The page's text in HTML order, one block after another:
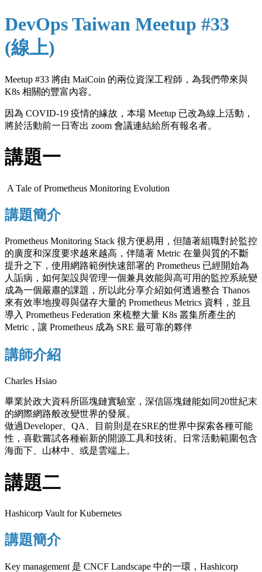
DevOps Taiwan Meetup #33
(線上)
Meetup #33 將由 MaiCoin 的兩位資深工程師，為我們帶來與
K8s 相關的豐富內容。
因為 COVID-19 疫情的緣故，本場 Meetup 已改為線上活動，
將於活動前一日寄出 zoom 會議連結給所有報名者。
講題一
A Tale of Prometheus Monitoring Evolution
講題簡介
Prometheus Monitoring Stack 很方便易用，但隨著組職對於監控
的廣度和深度要求越來越高，伴隨著 Metric 在量與質的不斷
提升之下，使用網路範例快速部署的 Prometheus 已經開始為
人詬病，如何架設與管理一個兼具效能與高可用的監控系統變
成為一個嚴肅的課題，所以此分享介紹如何透過整合 Thanos
來有效率地搜尋與儲存大量的 Prometheus Metrics 資料，並且
導入 Prometheus Federation 來梳整大量 K8s 叢集所產生的
Metric，讓 Prometheus 成為 SRE 最可靠的夥伴
講師介紹
Charles Hsiao
畢業於政大資科所區塊鏈實驗室，深信區塊鏈能如同20世紀末
的網際網路般改變世界的發展。
做過Developer、QA、目前則是在SRE的世界中探索各種可能
性，喜歡嘗試各種嶄新的開源工具和技術。日常活動範圍包含
海面下、山林中、或是雲端上。
講題二
Hashicorp Vault for Kubernetes
講題簡介
Key management 是 CNCF Landscape 中的一環，Hashicorp